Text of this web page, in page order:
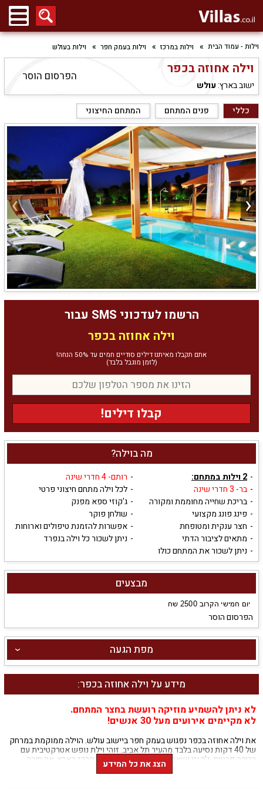
וילות - עמוד הבית וילות במרכז וילות בעמק חפר וילות בעולש
וילה אחוזה בכפר
ישוב בארץ:עולש
הפרסום הוסר
מה בוילה?
2 וילות במתחם:
רותם- 4 חדרי שינה
בר- 3 חדרי שינה
לכל וילה מתחם חיצוני פרטי
בריכת שחייה מחוממת ומקורה
ג'קוזי ספא מפנק
פינג פונג מקצועי
שולחן פוקר
חצר ענקית ומטופחת
אפשרות להזמנת טיפולים וארוחות
מתאים לציבור הדתי
ניתן לשכור כל וילה בנפרד
ניתן לשכור את המתחם כולו
מבצעים
הפרסום הוסר
מפת הגעה
כללי פנים המתחם המתחם החיצוני
הרשמו לעדכוני SMS עבור
וילה אחוזה בכפר
אתם תקבלו מאיתנו דילים סודיים חמים עד 50% הנחה!
(לזמן מוגבל בלבד)
קבלו דילים!
מידע על וילה אחוזה בכפר:
לא ניתן להשמיע מוזיקה רועשת בחצר המתחם.
לא מקיימים אירועים מעל 30 אנשים!
את וילה אחוזה בכפר נפגוש בעמק חפר ביישוב עולש. הוילה ממוקמת במרחק
של 40 דקות נסיעה בלבד מהעיר תל אביב. זוהי וילת נופש אטרקטיבית עם
בריכה פרטית, ג'קוזי ושאר אטרקציות הממוקמת במרכז הארץ, אין חובה
להרחיק בנסיעה עד לצפון הרחוק בכדי ליהנות מחופשה עם וילת יוקרה
הצג את כל המידע